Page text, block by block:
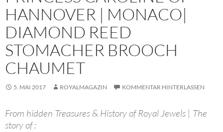
HANNOVER | MONACO|
DIAMOND REED
STOMACHER BROOCH
CHAUMET
5. MAI 2017 ROYALMAGAZIN KOMMENTAR HINTERLASSEN
From hidden Treasures & History of Royal Jewels | The
story of :